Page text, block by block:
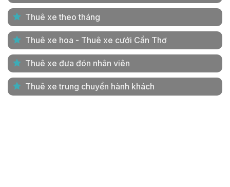
Thuê xe theo tháng
Thuê xe hoa - Thuê xe cưới Cần Thơ
Thuê xe đưa đón nhân viên
Thuê xe trung chuyển hành khách